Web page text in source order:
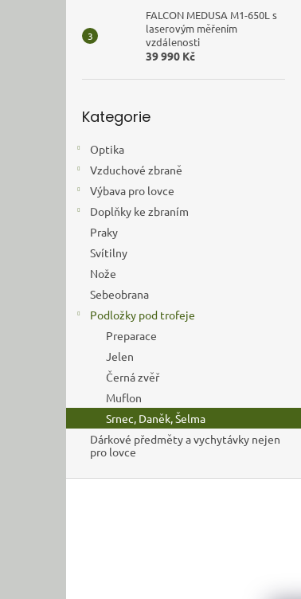
FALCON MEDUSA M1-650L s
laserovým měřením
vzdálenosti
39 990 Kč
kategorie
Kategorie
Optika
Vzduchové zbraně
Výbava pro lovce
Doplňky ke zbraním
Praky
Svítilny
Nože
Sebeobrana
Podložky pod trofeje
Preparace
Jelen
Černá zvěř
Muflon
Srnec, Daněk, Šelma
Dárkové předměty a vychytávky nejen
pro lovce